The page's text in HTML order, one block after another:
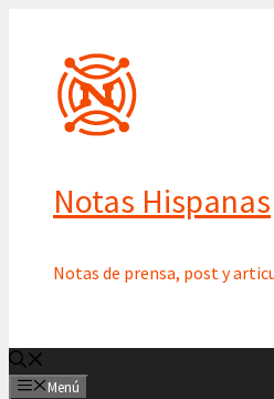
contenido
Notas Hispanas
Notas de prensa, post y
Menú